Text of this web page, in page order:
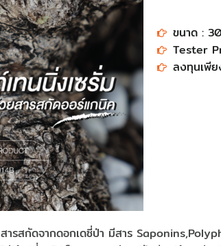
ขนาด :
Tester
ลงทุนเพี
สารสกัดจากดอกเดซี่ป่า มีสาร